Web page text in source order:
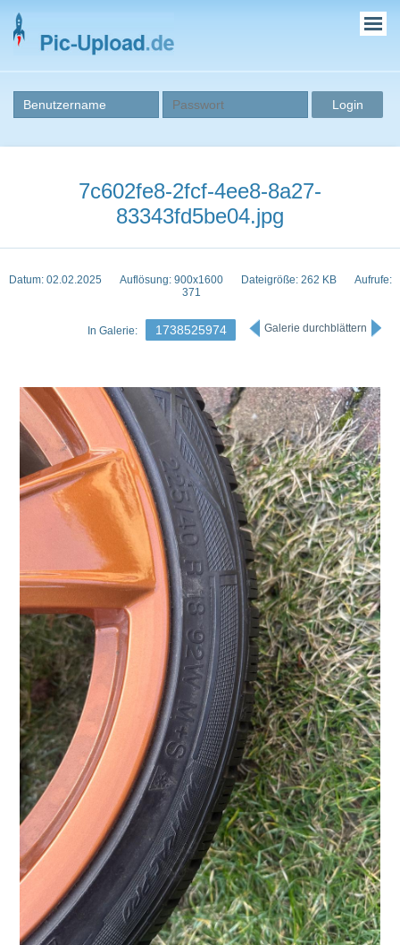
7c602fe8-2fcf-4ee8-8a27-
83343fd5be04.jpg
Datum: 02.02.2025 Auflösung: 900x1600 Dateigröße: 262 KB
Aufrufe:
371
Galerie durchblättern
1738525974
In Galerie: